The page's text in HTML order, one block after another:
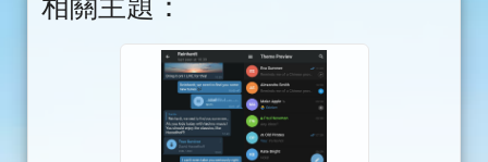
相關主題：